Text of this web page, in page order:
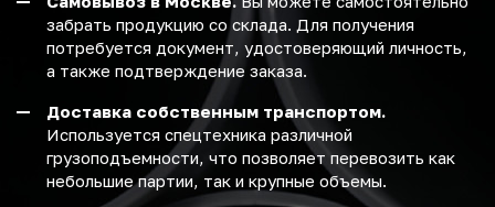
забрать продукцию со склада. Для получения
потребуется документ, удостоверяющий личность,
а также подтверждение заказа.
Доставка собственным транспортом.
Используется спецтехника различной
грузоподъемности, что позволяет перевозить как
небольшие партии, так и крупные объемы.